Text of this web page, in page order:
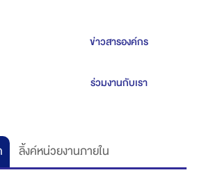
ข่าวสารองค์กร
ร่วมงานกับเรา
ลิ้งค์หน่วยงานภายใน